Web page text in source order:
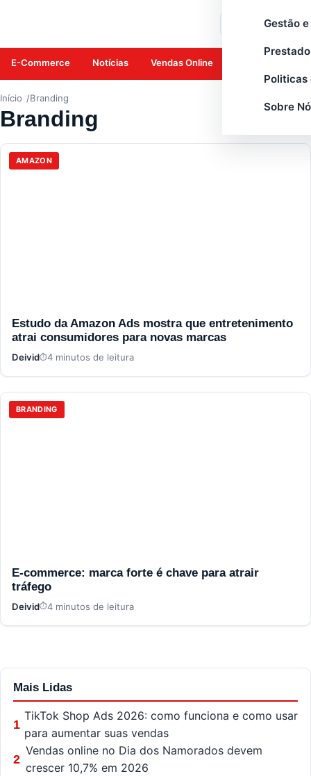
Gestão
Politicas
Sobre
E-Commerce Notícias Vendas Online
Início Branding
Branding
AMAZON
Estudo da Amazon Ads mostra que entretenimento
atrai consumidores para novas marcas
Deivid 4 minutos de leitura
BRANDING
E-commerce: marca forte é chave para atrair
tráfego
Deivid 4 minutos de leitura
Mais Lidas
1
TikTok Shop Ads 2026: como funciona e como usar
para aumentar suas vendas
2
Vendas online no Dia dos Namorados devem
crescer 10,7% em 2026